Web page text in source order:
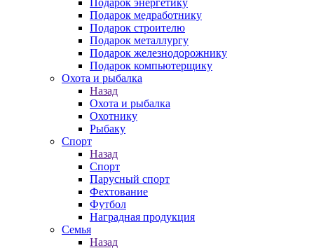
Подарок энергетику
Подарок медработнику
Подарок строителю
Подарок металлургу
Подарок железнодорожнику
Подарок компьютерщику
Охота и рыбалка
Назад
Охота и рыбалка
Охотнику
Рыбаку
Спорт
Назад
Спорт
Парусный спорт
Фехтование
Футбол
Наградная продукция
Семья
Назад